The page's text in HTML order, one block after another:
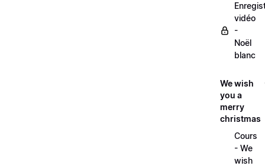
vidéo
-
Noël
blanc
We wish
you a
merry
christmas
Cours
- We
wish